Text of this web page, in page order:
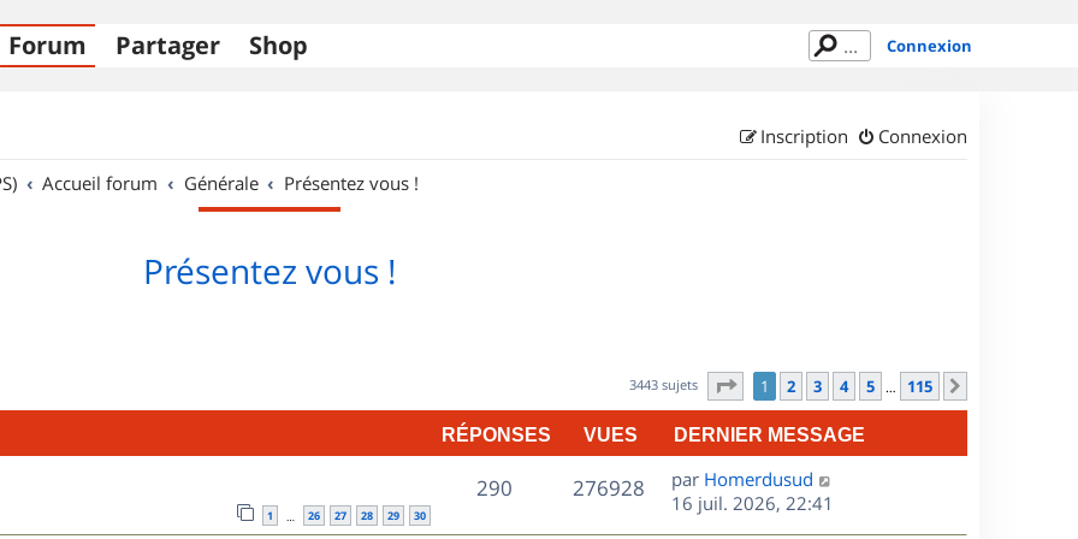
Forum Partager Shop Connexion
Connexion
Inscription
Accueil forum Générale Présentez vous !
Présentez vous !
3443 sujets Page sur115
1 2 3 4 5 … 115
RÉPONSES VUES DERNIER MESSAGE
1 … 26 27 28 29 30
290R
é
276928V
u
D
e
par Homerdusud
16 juil. 2026, 22:41